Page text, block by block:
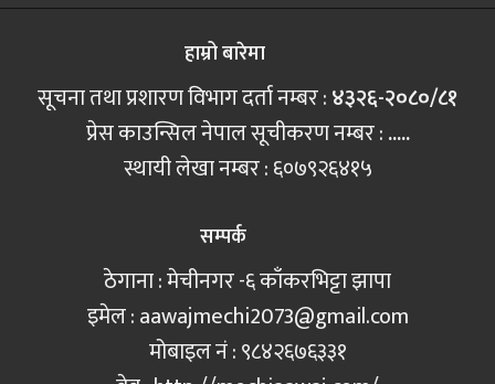
हाम्रो बारेमा
सूचना तथा प्रशारण विभाग दर्ता नम्बर :४३२६-२०८०/८१
प्रेस काउन्सिल नेपाल सूचीकरण नम्बर :.....
स्थायी लेखा नम्बर : ६०७९२६४१५
सम्पर्क
ठेगाना : मेचीनगर -६ काँकरभिट्टा झापा
इमेल :aawajmechi2073@gmail.com
मोबाइल नं‍ : ९८४२६७६३३१